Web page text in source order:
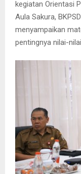
kegiatan Orientasi
Aula Sakura,
menyampaikan
pentingnya nilai-